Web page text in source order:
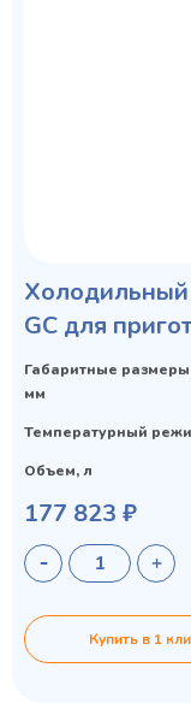
Холодильный
GC для
Габаритные
мм
Температурный
Объем, л
177 823 ₽
Купить в 1